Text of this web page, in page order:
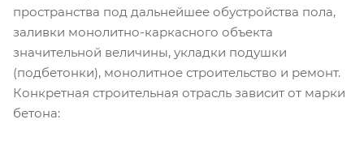
пространства под дальнейшее обустройства пола,
заливки монолитно-каркасного объекта
значительной величины, укладки подушки
(подбетонки), монолитное строительство и ремонт.
Конкретная строительная отрасль зависит от марки
бетона: